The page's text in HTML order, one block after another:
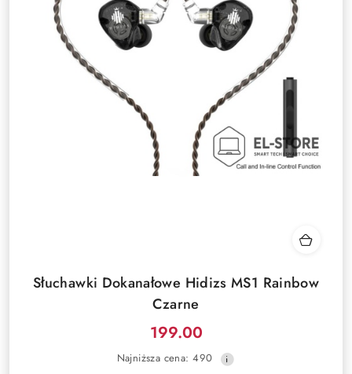
Słuchawki Dokanałowe Hidizs MS1 Rainbow
Czarne
Cena
promocyjna:
199.00
Najniższa
Najniższa cena: 490